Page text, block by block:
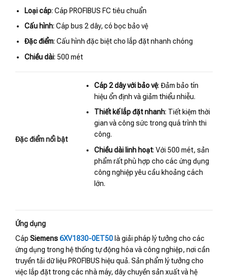
Loại cáp: Cáp PROFIBUS FC tiêu chuẩn
Cấu hình: Cáp bus 2 dây, có bọc bảo vệ
Đặc điểm: Cấu hình đặc biệt cho lắp đặt nhanh chóng
Chiều dài: 500 mét
Đặc điểm nổi bật
Cáp 2 dây với bảo vệ: Đảm bảo tín
hiệu ổn định và giảm thiểu nhiễu.
Thiết kế lắp đặt nhanh: Tiết kiệm thời
gian và công sức trong quá trình thi
công.
Chiều dài linh hoạt: Với 500 mét, sản
phẩm rất phù hợp cho các ứng dụng
công nghiệp yêu cầu khoảng cách
lớn.
Ứng dụng
Cáp Siemens6XV1830-0ET50 là giải pháp lý tưởng cho các
ứng dụng trong hệ thống tự động hóa và công nghiệp, nơi cần
truyền tải dữ liệu PROFIBUS hiệu quả. Sản phẩm lý tưởng cho
việc lắp đặt trong các nhà máy, dây chuyền sản xuất và hệ